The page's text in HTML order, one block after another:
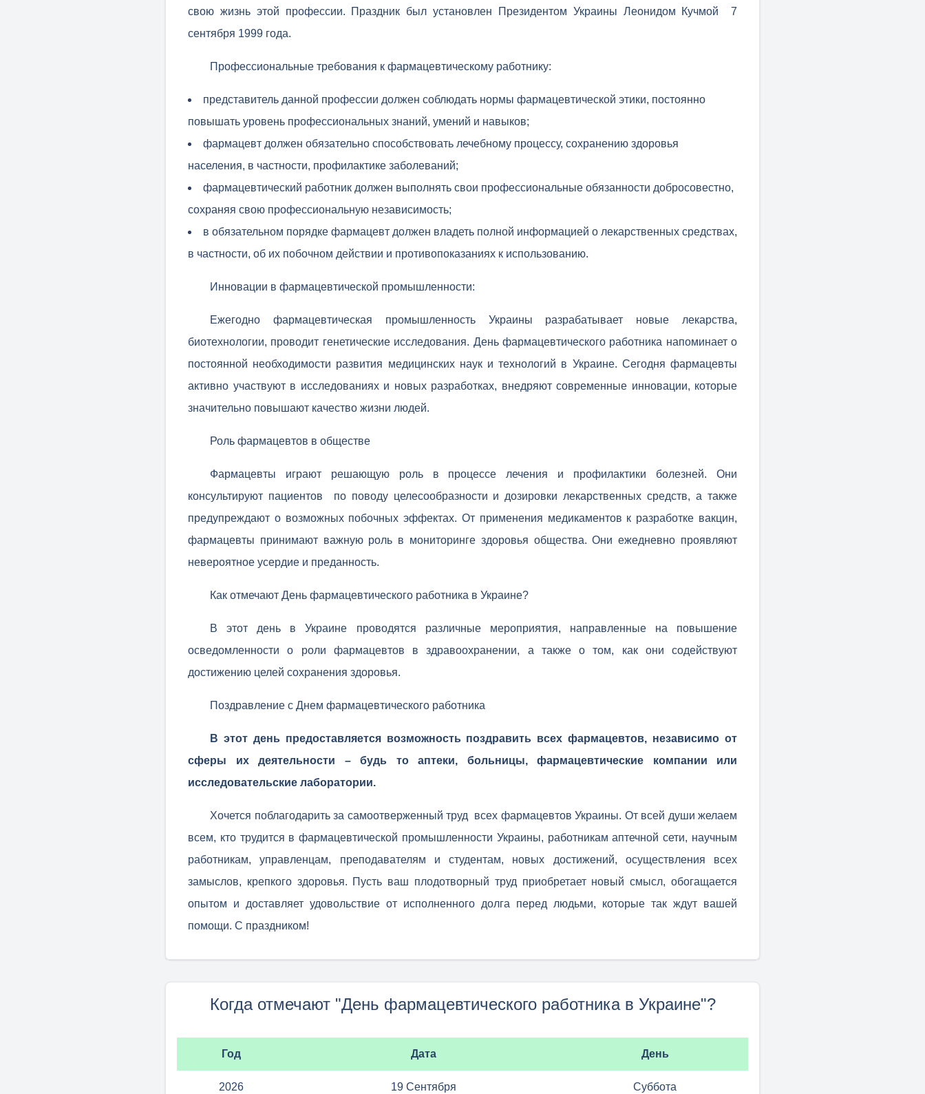
свою жизнь этой профессии. Праздник был установлен Президентом Украины Леонидом Кучмой 7
сентября 1999 года.
Профессиональные требования к фармацевтическому работнику:
представитель данной профессии должен соблюдать нормы фармацевтической этики, постоянно
повышать уровень профессиональных знаний, умений и навыков;
фармацевт должен обязательно способствовать лечебному процессу, сохранению здоровья
населения, в частности, профилактике заболеваний;
фармацевтический работник должен выполнять свои профессиональные обязанности добросовестно,
сохраняя свою профессиональную независимость;
в обязательном порядке фармацевт должен владеть полной информацией о лекарственных средствах,
в частности, об их побочном действии и противопоказаниях к использованию.
Инновации в фармацевтической промышленности:
Ежегодно фармацевтическая промышленность Украины разрабатывает новые лекарства,
биотехнологии, проводит генетические исследования. День фармацевтического работника напоминает о
постоянной необходимости развития медицинских наук и технологий в Украине. Сегодня фармацевты
активно участвуют в исследованиях и новых разработках, внедряют современные инновации, которые
значительно повышают качество жизни людей.
Роль фармацевтов в обществе
Фармацевты играют решающую роль в процессе лечения и профилактики болезней. Они
консультируют пациентов по поводу целесообразности и дозировки лекарственных средств, а также
предупреждают о возможных побочных эффектах. От применения медикаментов к разработке вакцин,
фармацевты принимают важную роль в мониторинге здоровья общества. Они ежедневно проявляют
невероятное усердие и преданность.
Как отмечают День фармацевтического работника в Украине?
В этот день в Украине проводятся различные мероприятия, направленные на повышение
осведомленности о роли фармацевтов в здравоохранении, а также о том, как они содействуют
достижению целей сохранения здоровья.
Поздравление с Днем фармацевтического работника
В этот день предоставляется возможность поздравить всех фармацевтов, независимо от
сферы их деятельности – будь то аптеки, больницы, фармацевтические компании или
исследовательские лаборатории.
Хочется поблагодарить за самоотверженный труд всех фармацевтов Украины. От всей души желаем
всем, кто трудится в фармацевтической промышленности Украины, работникам аптечной сети, научным
работникам, управленцам, преподавателям и студентам, новых достижений, осуществления всех
замыслов, крепкого здоровья. Пусть ваш плодотворный труд приобретает новый смысл, обогащается
опытом и доставляет удовольствие от исполненного долга перед людьми, которые так ждут вашей
помощи. С праздником!
Когда отмечают "День фармацевтического работника в Украине"?
Год Дата День
2026 19 Сентября Суббота